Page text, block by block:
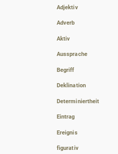
Adjektiv
Adverb
Aktiv
Aussprache
Begriff
Deklination
Determiniertheit
Eintrag
Ereignis
figurativ